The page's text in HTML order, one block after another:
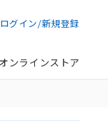
ログイン/新規登録
オンラインストア